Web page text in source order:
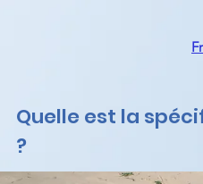
Quelle est la
?